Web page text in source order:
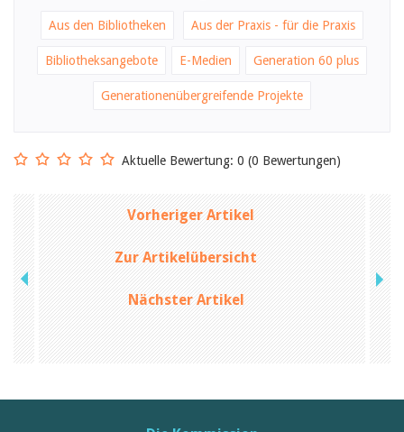
Julie Greub
Ursula Strahm
Andrea Grichting
Nicole Rothen
Manuela Nyffeler-Lanker
Alle Autoren
Archiv
Juli 2026
Juni 2026
März 2026
Dezember 2025
November 2025
September 2025
Juni 2025
Aus den Bibliotheken Aus der Praxis - für die Praxis
Bibliotheksangebote E-Medien Generation 60 plus
Generationenübergreifende Projekte
Aktuelle Bewertung: 0 (0 Bewertungen)
Vorheriger Artikel
Zur Artikelübersicht
Nächster Artikel